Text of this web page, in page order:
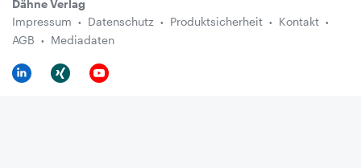
Dähne Verlag
Impressum
Datenschutz Produktsicherheit
Kontakt
AGB
Mediadaten